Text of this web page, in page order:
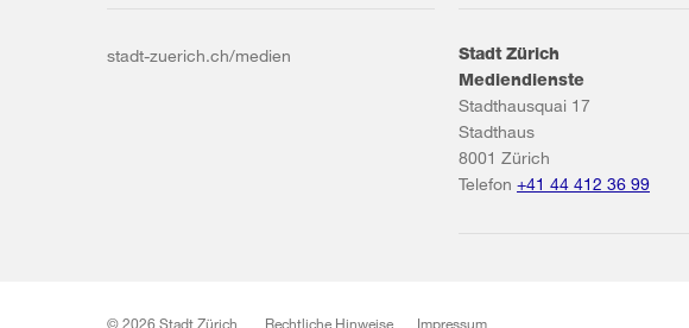
stadt-zuerich.ch/medien
Stadt Zürich
Mediendienste
Stadthausquai 17
Stadthaus
8001 Zürich
Telefon +41 44 412 36 99
© 2026 Stadt Zürich Rechtliche Hinweise Impressum